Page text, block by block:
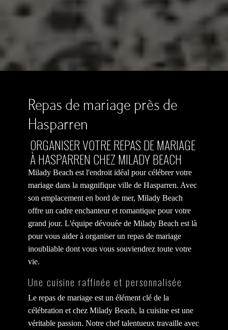
Repas de mariage près de
Hasparren
ORGANISER VOTRE REPAS DE MARIAGE
À HASPARREN CHEZ MILADY BEACH
Milady Beach est l'endroit idéal pour célébrer votre
mariage dans la magnifique ville de Hasparren. Avec
son emplacement en bord de mer, Milady Beach
offre un cadre enchanteur et romantique pour votre
grand jour. L'équipe dévouée de Milady Beach est là
pour vous aider à organiser un repas de mariage
inoubliable dont vous vous souviendrez toute votre
vie.
Une cuisine raffinée et personnalisée
Le repas de mariage est un élément clé de la
célébration et chez Milady Beach, la cuisine est une
véritable passion. Notre chef talentueux travaille avec